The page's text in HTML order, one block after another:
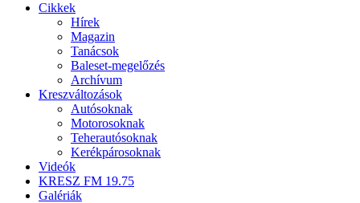
Cikkek
Hírek
Magazin
Tanácsok
Baleset-megelőzés
Archívum
Kreszváltozások
Autósoknak
Motorosoknak
Teherautósoknak
Kerékpárosoknak
Videók
KRESZ FM 19.75
Galériák